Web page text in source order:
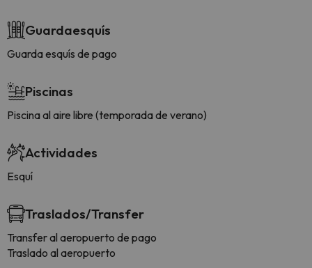
Guardaesquís
Guarda esquís de pago
Piscinas
Piscina al aire libre (temporada de verano)
Actividades
Esquí
Traslados/Transfer
Transfer al aeropuerto de pago
Traslado al aeropuerto